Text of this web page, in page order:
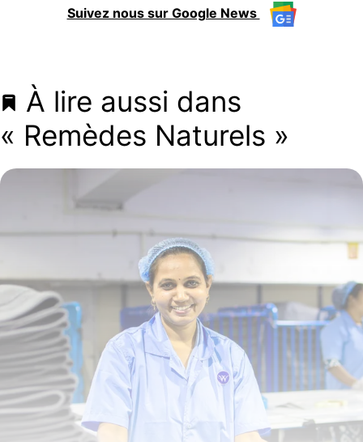
Suivez nous sur Google News
À lire aussi dans
« Remèdes Naturels »